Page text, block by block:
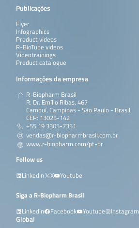
Publicações
Flyer
Infographics
Product videos
R-BioTube videos
Videotrainings
Product catalogue
Informações da empresa
R-Biopharm Brasil
R. Dr. Emílio Ribas, 467
Cambuí, Campinas - São Paulo - Brasil
CEP: 13025-142
+55 19 3305-7351
vendas@r-biopharmbrasil.com.br
www.r-biopharm.com/pt-br
Follow us
LinkedIn
X Youtube
Siga a R-Biopharm Brasil
LinkedIn
Facebook Youtube Instagram
Global